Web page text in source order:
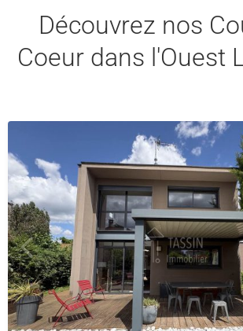
Découvrez nos
Coeur dans l'Ouest